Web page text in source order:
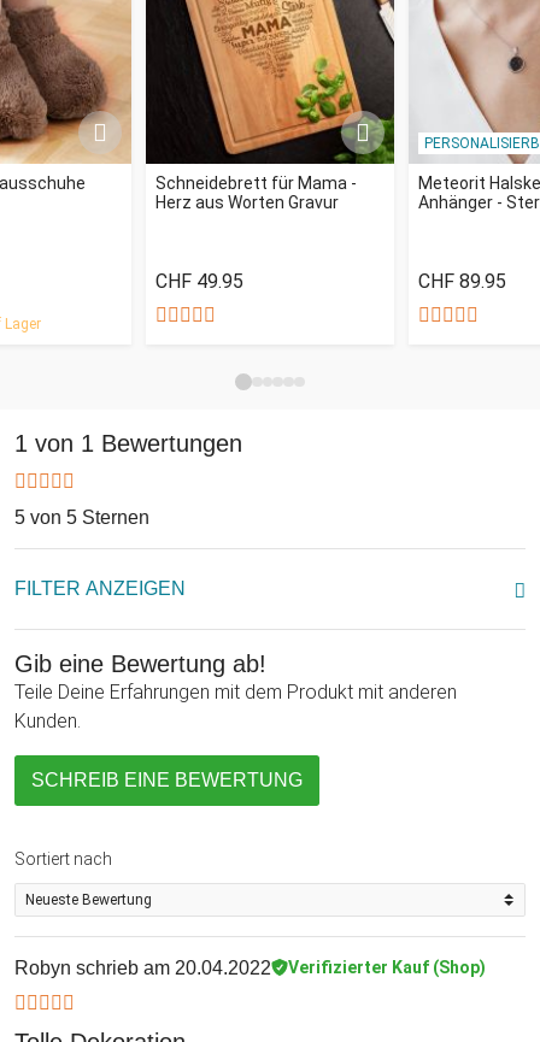
Schneidebrett für Mama -
Herz aus Worten Gravur
CHF 49.95
Meteorit
Anhänger -
CHF 89.95
1 von 1 Bewertungen
5 von 5 Sternen
FILTER ANZEIGEN
Gib eine Bewertung ab!
Teile Deine Erfahrungen mit dem Produkt mit anderen
Kunden.
SCHREIB EINE BEWERTUNG
Sortiert nach
Robyn schrieb am 20.04.2022 Verifizierter Kauf (Shop)